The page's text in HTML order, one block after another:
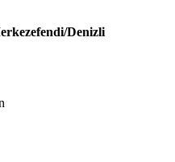
Denizli